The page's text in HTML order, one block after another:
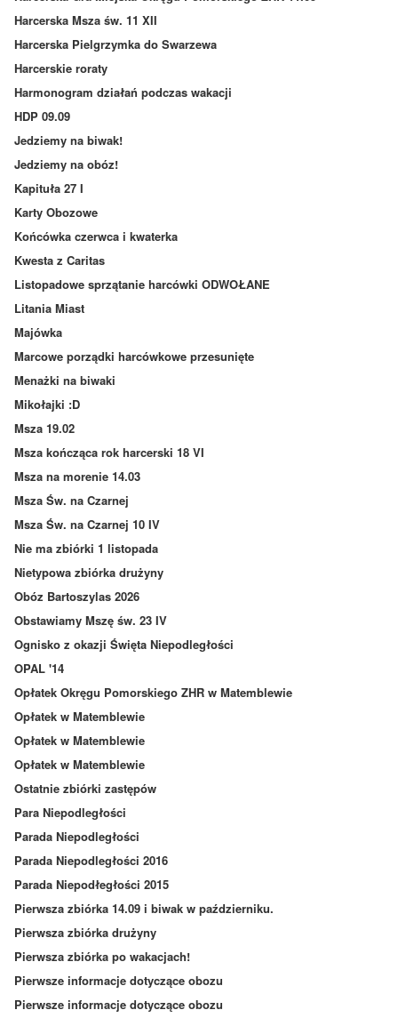
Harcerska Msza św. 11 XII
Harcerska Pielgrzymka do Swarzewa
Harcerskie roraty
Harmonogram działań podczas wakacji
HDP 09.09
Jedziemy na biwak!
Jedziemy na obóz!
Kapituła 27 I
Karty Obozowe
Końcówka czerwca i kwaterka
Kwesta z Caritas
Listopadowe sprzątanie harcówki ODWOŁANE
Litania Miast
Majówka
Marcowe porządki harcówkowe przesunięte
Menażki na biwaki
Mikołajki :D
Msza 19.02
Msza kończąca rok harcerski 18 VI
Msza na morenie 14.03
Msza Św. na Czarnej
Msza Św. na Czarnej 10 IV
Nie ma zbiórki 1 listopada
Nietypowa zbiórka drużyny
Obóz Bartoszylas 2026
Obstawiamy Mszę św. 23 IV
Ognisko z okazji Święta Niepodległości
OPAL '14
Opłatek Okręgu Pomorskiego ZHR w Matemblewie
Opłatek w Matemblewie
Opłatek w Matemblewie
Opłatek w Matemblewie
Ostatnie zbiórki zastępów
Para Niepodległości
Parada Niepodległości
Parada Niepodległości 2016
Parada Niepodłegłości 2015
Pierwsza zbiórka 14.09 i biwak w październiku.
Pierwsza zbiórka drużyny
Pierwsza zbiórka po wakacjach!
Pierwsze informacje dotyczące obozu
Pierwsze informacje dotyczące obozu